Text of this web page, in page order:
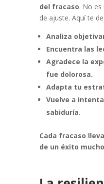
del fracaso. No es
de ajuste. Aquí te
Analiza
Encuentra las
Agradece la
fue dolorosa.
Adapta tu
Vuelve a
sabiduría.
Cada fracaso
de un éxito